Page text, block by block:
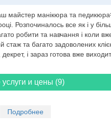
майстер манікюра та
Розпочиналось все як і у
робити та навчання і коли
та багато задоволених
і зараз готова вже
услуги и цены (9)
Подробнее